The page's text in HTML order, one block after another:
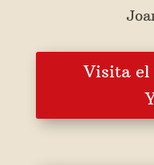
Visita el